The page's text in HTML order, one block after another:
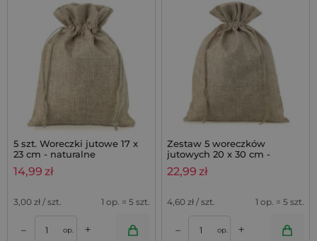
5 szt. Woreczki jutowe 17 x
23 cm - naturalne
14,99 zł
3,00 zł / szt. 1 op. = 5 szt.
– op. +
Zestaw 5 woreczków
jutowych 20 x 30 cm -
naturalny
22,99 zł
4,60 zł / szt. 1 op. = 5 szt.
– op. +